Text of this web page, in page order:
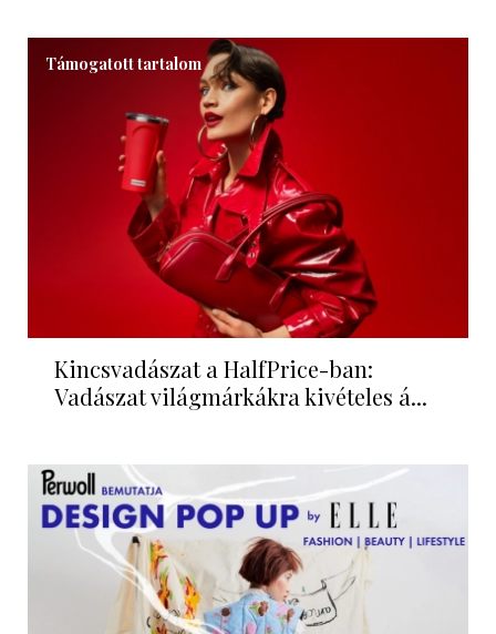
Támogatott tartalom
Kincsvadászat a HalfPrice-ban:
Vadászat világmárkákra kivételes á...